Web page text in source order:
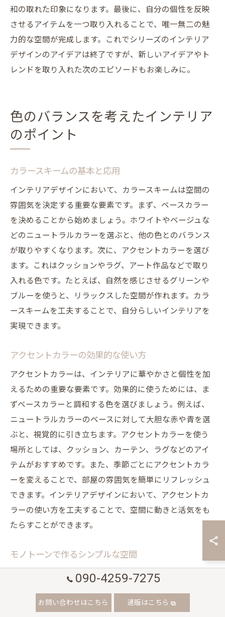
和の取れた印象になります。最後に、自分の個性を反映
させるアイテムを一つ取り入れることで、唯一無二の魅
力的な空間が完成します。これでシリーズのインテリア
デザインのアイデアは終了ですが、新しいアイデアやト
レンドを取り入れた次のエピソードもお楽しみに。
色のバランスを考えたインテリア
のポイント
カラースキームの基本と応用
インテリアデザインにおいて、カラースキームは空間の
雰囲気を決定する重要な要素です。まず、ベースカラー
を決めることから始めましょう。ホワイトやベージュな
どのニュートラルカラーを選ぶと、他の色とのバランス
が取りやすくなります。次に、アクセントカラーを選び
ます。これはクッションやラグ、アート作品などで取り
入れる色です。たとえば、自然を感じさせるグリーンや
ブルーを使うと、リラックスした空間が作れます。カラ
ースキームを工夫することで、自分らしいインテリアを
実現できます。
アクセントカラーの効果的な使い方
アクセントカラーは、インテリアに華やかさと個性を加
えるための重要な要素です。効果的に使うためには、ま
ずベースカラーと調和する色を選びましょう。例えば、
ニュートラルカラーのベースに対して大胆な赤や青を選
ぶと、視覚的に引き立ちます。アクセントカラーを使う
場所としては、クッション、カーテン、ラグなどのアイ
テムがおすすめです。また、季節ごとにアクセントカラ
ーを変えることで、部屋の雰囲気を簡単にリフレッシュ
できます。インテリアデザインにおいて、アクセントカ
ラーの使い方を工夫することで、空間に動きと活気をも
たらすことができます。
モノトーンで作るシンプルな空間
モノトーンインテリアは、そのシンプルさと洗練された
を中心としたカラースキームは、どんな部屋にも落ち着
090-4259-7275
お問い合わせはこちら 通販はこちら